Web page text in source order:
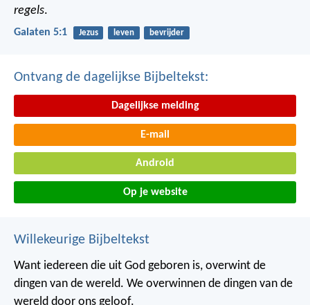
regels.
Galaten 5:1 Jezus leven bevrijder
Ontvang de dagelijkse Bijbeltekst:
Dagelijkse melding
E-mail
Android
Op je website
Willekeurige Bijbeltekst
Want iedereen die uit God geboren is, overwint de
dingen van de wereld. We overwinnen de dingen van de
wereld door ons geloof.